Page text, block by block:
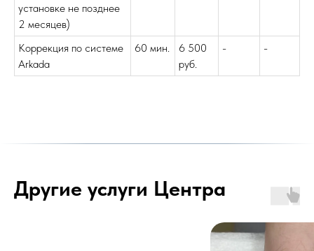
установке не позднее
2 месяцев)
Коррекция по системе
Arkada
60 мин.
6 500
руб.
- -
Другие услуги Центра